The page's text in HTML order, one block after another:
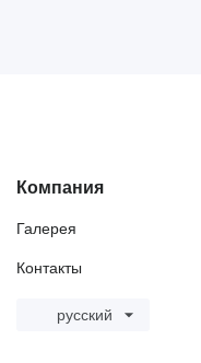
Компания
Галерея
Контакты
русский